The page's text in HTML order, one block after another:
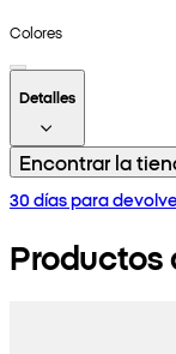
Colores
Detalles
Encontrar la
30 días para
Productos